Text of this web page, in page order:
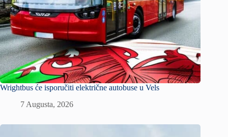
Wrightbus će isporučiti električne autobuse u Vels
7 Augusta, 2026